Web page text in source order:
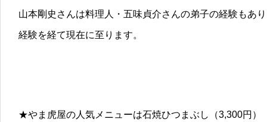
山本剛史さんは料理人・五味貞介さんの弟子の経験もあ
経験を経て現在に至ります。
★やま虎屋の人気メニューは石焼ひつまぶし（3,300円）